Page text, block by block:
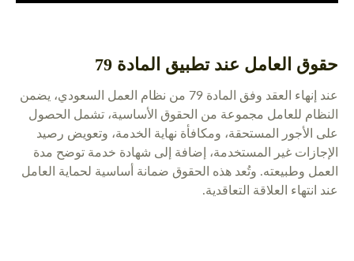
حقوق العامل عند تطبيق المادة 79
عند إنهاء العقد وفق المادة 79 من نظام العمل السعودي، يضمن
النظام للعامل مجموعة من الحقوق الأساسية، تشمل الحصول
على الأجور المستحقة، ومكافأة نهاية الخدمة، وتعويض رصيد
الإجازات غير المستخدمة، إضافة إلى شهادة خدمة توضح مدة
العمل وطبيعته. وتُعد هذه الحقوق ضمانة أساسية لحماية العامل
عند انتهاء العلاقة التعاقدية.